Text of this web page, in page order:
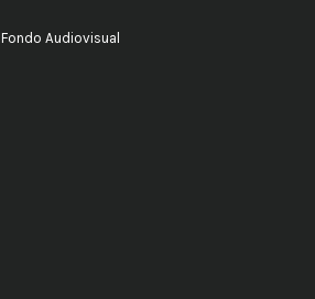
Fondo Audiovisual